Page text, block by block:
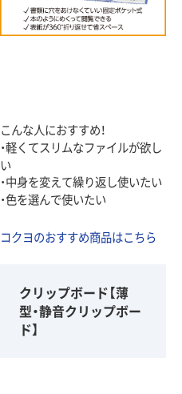
こんな人におすすめ！
・軽くてスリムなファイルが欲し
い
・中身を変えて繰り返し使いたい
・色を選んで使いたい
コクヨのおすすめ商品はこちら
クリップボード【薄
型・静音クリップボー
ド】